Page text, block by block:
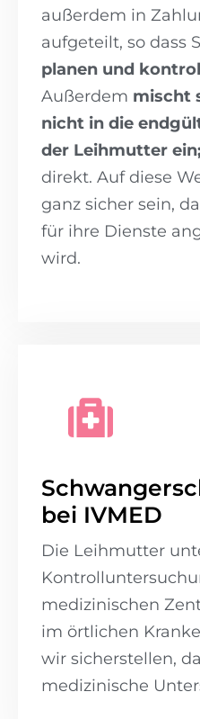
außerdem in
aufgeteilt, so dass
planen und
Außerdem mischt
nicht in die
der Leihmutter ein;
direkt. Auf diese
ganz sicher sein,
für ihre Dienste
wird.
bei IVMED
Die Leihmutter
medizinischen
im örtlichen
wir sicherstellen,
medizinische